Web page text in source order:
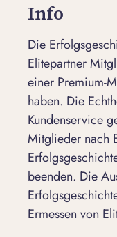
Info
Die
Elitepartner
einer Premium-
haben. Die
Kundenservice
Mitglieder nach
beenden. Die
Ermessen von